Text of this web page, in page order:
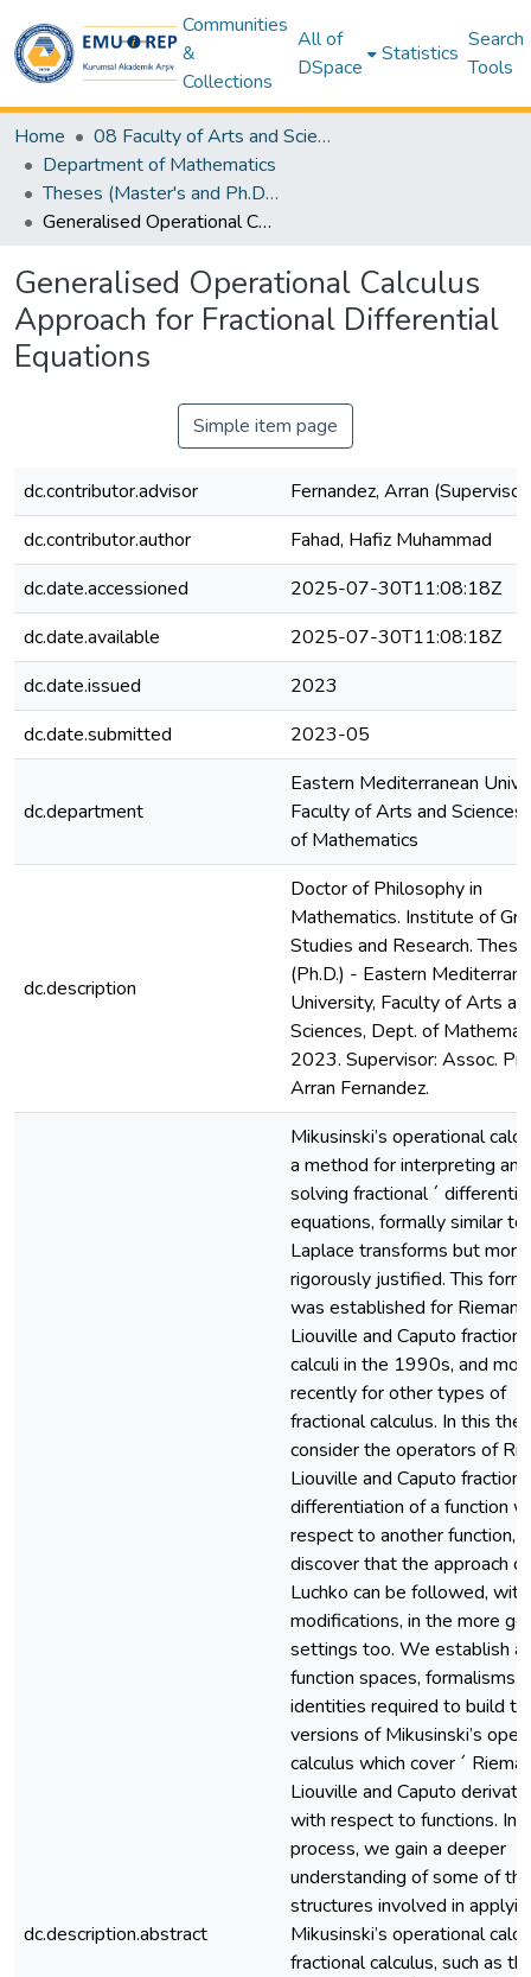
Communities
&
Collections
All of
DSpace
Statistics
Search
Tools
Home
08 Faculty of Arts and Sciences
Department of Mathematics
Theses (Master's and Ph.D) – Mathematics
Generalised Operational Calculus Approach for Fractional Differential Equations
Generalised Operational Calculus
Approach for Fractional Differential
Equations
Simple item page
dc.contributor.advisor
Fernandez, Arran
dc.contributor.author
Fahad, Hafiz Muhammad
dc.date.accessioned
2025-07-30T11:08:18Z
dc.date.available
2025-07-30T11:08:18Z
dc.date.issued
2023
dc.date.submitted
2023-05
dc.department
Eastern Mediterranean
Faculty of Arts and
of Mathematics
dc.description
Doctor of Philosophy in
Mathematics. Institute of
Studies and Research. Thesis
(Ph.D.) - Eastern
University, Faculty of Arts
Sciences, Dept. of
2023. Supervisor: Assoc.
Arran Fernandez.
dc.description.abstract
Mikusinski’s operational
a method for interpreting and
solving fractional ´ differential
equations, formally similar to
Laplace transforms but more
rigorously justified. This
was established for
Liouville and Caputo
calculi in the 1990s, and
recently for other types of
fractional calculus. In this
consider the operators of
Liouville and Caputo
differentiation of a function
respect to another function,
discover that the approach of
Luchko can be followed,
modifications, in the more
settings too. We establish
function spaces, formalisms,
identities required to build
versions of Mikusinski’s
calculus which cover ´
Liouville and Caputo
with respect to functions. In
process, we gain a deeper
understanding of some of the
structures involved in
Mikusinski’s operational
fractional calculus, such as